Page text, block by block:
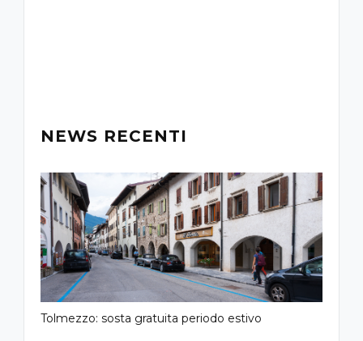
NEWS RECENTI
Tolmezzo: sosta gratuita periodo estivo